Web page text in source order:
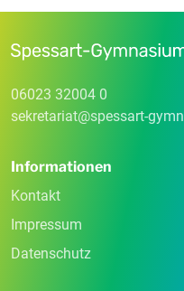
06023 32004 0
sekretariat@spessart-
Informationen
Kontakt
Impressum
Datenschutz